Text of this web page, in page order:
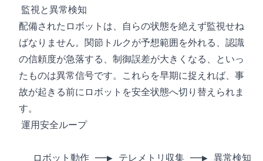
監視と異常検知
配備されたロボットは、自らの状態を絶えず監視せね
ばなりません。関節トルクが予想範囲を外れる、認識
の信頼度が急落する、制御誤差が大きくなる、といっ
たものは異常信号です。これらを早期に捉えれば、事
故が起きる前にロボットを安全状態へ切り替えられま
す。